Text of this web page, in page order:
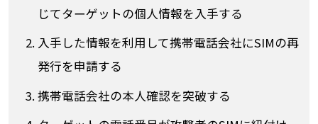
じてターゲットの個人情報を入手する
入手した情報を利用して携帯電話会社にSIMの再
発行を申請する
携帯電話会社の本人確認を突破する